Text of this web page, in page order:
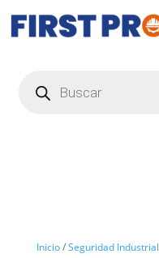
productos
Inicio/Seguridad Industrial